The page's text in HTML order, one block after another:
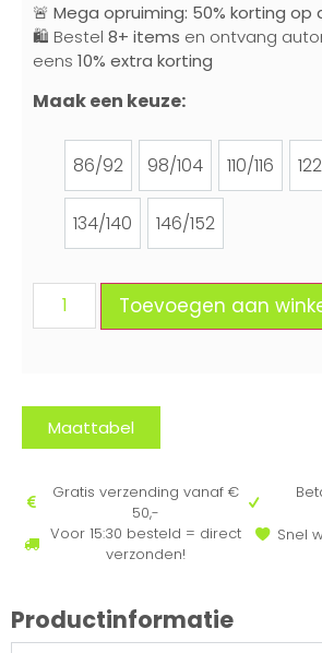
🚨 Mega opruiming: 50% korting op
🛍️ Bestel 8+ items en ontvang
eens 10% extra korting
Maak een keuze:
86/92
86/92
98/104
98/104
110/116
110/116
134/140
134/140
146/152
146/152
Toevoegen aan
Maattabel
Gratis verzending vanaf €
50,-
Voor 15:30 besteld = direct
verzonden!
Snel
Productinformatie